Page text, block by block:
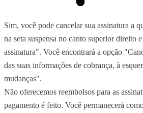
Sim, você pode cancelar sua assinatura a
na seta suspensa no canto superior direito
assinatura". Você encontrará a opção
das suas informações de cobrança, à
mudanças".
Não oferecemos reembolsos para as
pagamento é feito. Você permanecerá